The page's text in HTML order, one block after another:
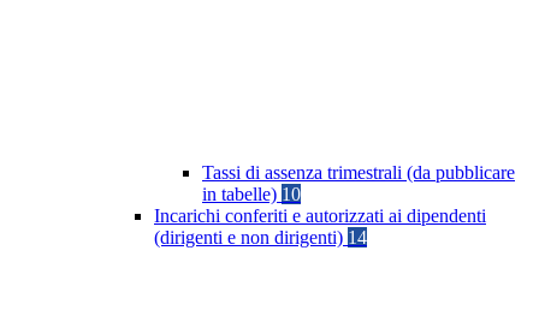
Tassi di assenza trimestrali (da pubblicare
in tabelle) 10
Incarichi conferiti e autorizzati ai dipendenti
(dirigenti e non dirigenti) 14